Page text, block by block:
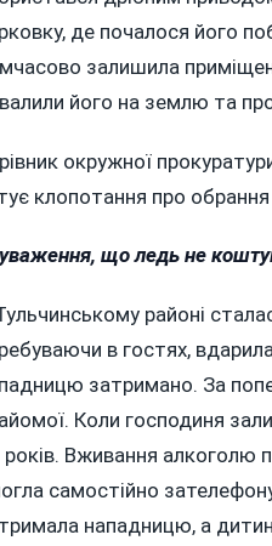
де почалося його
залишила
його на землю та
окружної
клопотання про
що ледь не
районі
в гостях,
затримано. За
Коли господиня
років. Вживання алкоголю
самостійно
нападницю, а